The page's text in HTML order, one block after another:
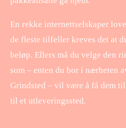
En rekke internettselskaper
de fleste tilfeller kreves det at
beløp. Ellers må du velge den
som – enten du bor i nærheten
Grindsted – vil være å få dem
til et utleveringssted.